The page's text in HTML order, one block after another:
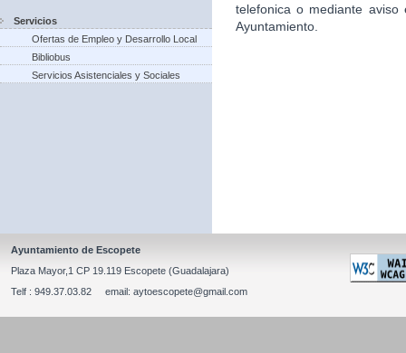
Servicios
Ofertas de Empleo y Desarrollo Local
Bibliobus
Servicios Asistenciales y Sociales
telefonica o mediante aviso
Ayuntamiento.
Ayuntamiento de Escopete
Plaza Mayor,1 CP 19.119 Escopete (Guadalajara)
Telf : 949.37.03.82 email: aytoescopete@gmail.com